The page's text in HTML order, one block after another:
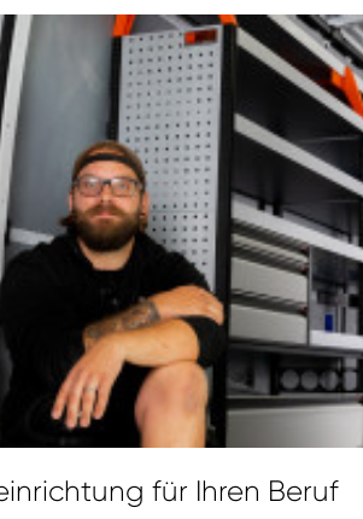
für Ihren Beruf